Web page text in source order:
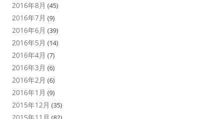
2016年8月 (45)
2016年7月 (9)
2016年6月 (39)
2016年5月 (14)
2016年4月 (7)
2016年3月 (6)
2016年2月 (6)
2016年1月 (9)
2015年12月 (35)